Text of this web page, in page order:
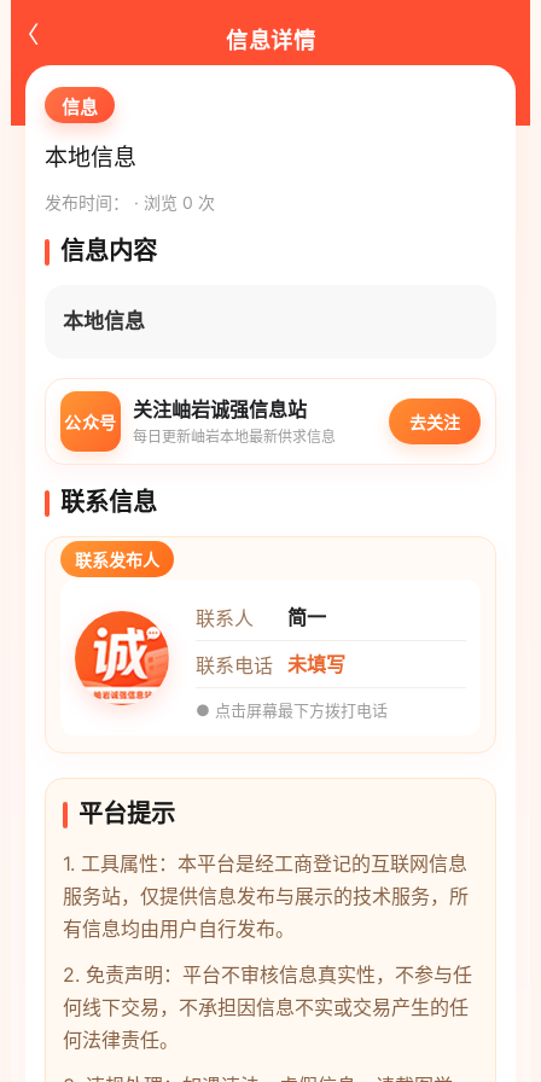
‹ 信息详情
信息
本地信息
发布时间： · 浏览 0 次
信息内容
本地信息
公众号
关注岫岩诚强信息站
每日更新岫岩本地最新供求信息
去关注
联系信息
联系发布人
联系人
简一
联系电话 未填写
● 点击屏幕最下方拨打电话
平台提示
1. 工具属性：本平台是经工商登记的互联网信息
服务站，仅提供信息发布与展示的技术服务，所
有信息均由用户自行发布。
2. 免责声明：平台不审核信息真实性，不参与任
何线下交易，不承担因信息不实或交易产生的任
何法律责任。